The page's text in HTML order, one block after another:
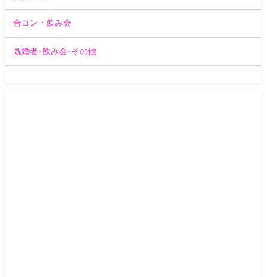
合コン・飲み会
既婚者･飲み会･その他